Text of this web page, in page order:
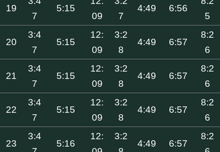
19
7
5:15
09
7
4:49 6:56
5
20
3:4
7
5:15
12:
09
3:2
8
4:49 6:57
8:2
6
21
3:4
7
5:15
12:
09
3:2
8
4:49 6:57
8:2
6
22
3:4
7
5:15
12:
09
3:2
8
4:49 6:57
8:2
6
23
3:4
5:16
12:
3:2
4:49 6:57
8:2